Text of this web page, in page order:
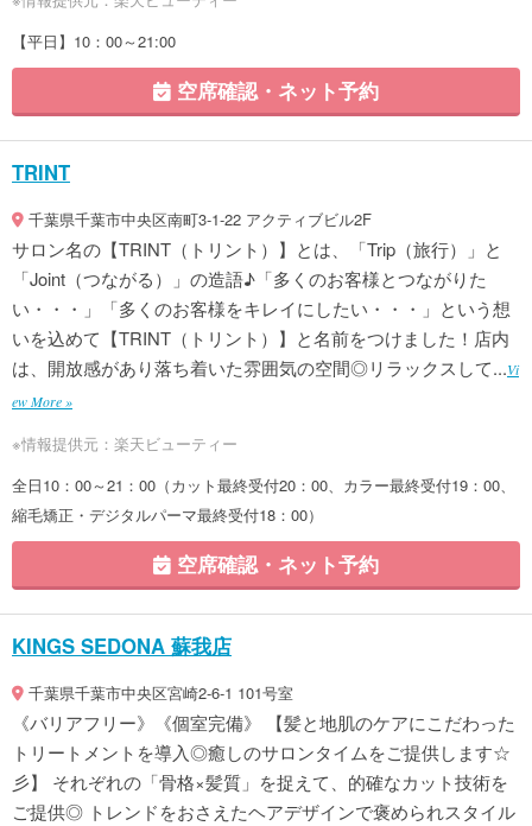
【平日】10：00～21:00
空席確認・ネット予約
TRINT
千葉県千葉市中央区南町3-1-22 アクティブビル2F
サロン名の【TRINT（トリント）】とは、「Trip（旅行）」と
「Joint（つながる）」の造語♪「多くのお客様とつながりた
い・・・」「多くのお客様をキレイにしたい・・・」という想
いを込めて【TRINT（トリント）】と名前をつけました！店内
は、開放感があり落ち着いた雰囲気の空間◎リラックスして...Vi
ew More »
※情報提供元：楽天ビューティー
全日10：00～21：00（カット最終受付20：00、カラー最終受付19：00、
縮毛矯正・デジタルパーマ最終受付18：00）
空席確認・ネット予約
KINGS SEDONA 蘇我店
千葉県千葉市中央区宮崎2-6-1 101号室
《バリアフリー》《個室完備》 【髪と地肌のケアにこだわった
トリートメントを導入◎癒しのサロンタイムをご提供します☆
彡】 それぞれの「骨格×髪質」を捉えて、的確なカット技術を
ご提供◎ トレンドをおさえたヘアデザインで褒められスタイル